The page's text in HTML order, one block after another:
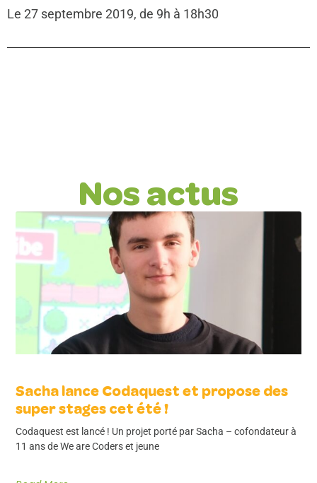
Le 27 septembre 2019, de 9h à 18h30
Nos actus
Sacha lance Codaquest et propose des
super stages cet été !
Codaquest est lancé ! Un projet porté par Sacha – cofondateur à
11 ans de We are Coders et jeune